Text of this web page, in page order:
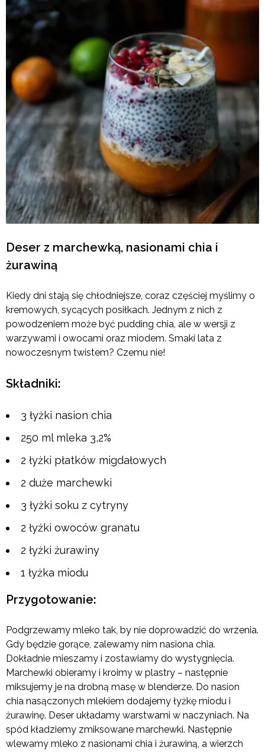
Deser z marchewką, nasionami chia i
żurawiną
Kiedy dni stają się chłodniejsze, coraz częściej myślimy o
kremowych, sycących posiłkach. Jednym z nich z
powodzeniem może być pudding chia, ale w wersji z
warzywami i owocami oraz miodem. Smaki lata z
nowoczesnym twistem? Czemu nie!
Składniki:
3 łyżki nasion chia
250 ml mleka 3,2%
2 łyżki płatków migdałowych
2 duże marchewki
3 łyżki soku z cytryny
2 łyżki owoców granatu
2 łyżki żurawiny
1 łyżka miodu
Przygotowanie:
Podgrzewamy mleko tak, by nie doprowadzić do wrzenia.
Gdy będzie gorące, zalewamy nim nasiona chia.
Dokładnie mieszamy i zostawiamy do wystygnięcia.
Marchewki obieramy i kroimy w plastry – następnie
miksujemy je na drobną masę w blenderze. Do nasion
chia nasączonych mlekiem dodajemy łyżkę miodu i
żurawinę. Deser układamy warstwami w naczyniach. Na
spód kładziemy zmiksowane marchewki. Następnie
wlewamy mleko z nasionami chia i żurawiną, a wierzch